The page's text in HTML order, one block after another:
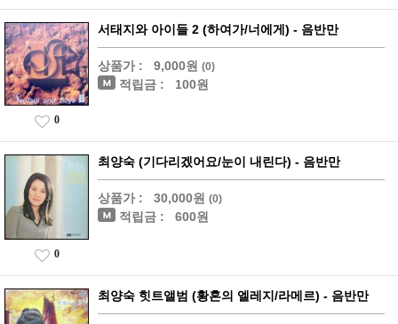
서태지와 아이들 2 (하여가/너에게) - 음반만
상품가 : 9,000원 (0)
적립금 : 100원
0
최양숙 (기다리겠어요/눈이 내린다) - 음반만
상품가 : 30,000원 (0)
적립금 : 600원
0
최양숙 힛트앨범 (황혼의 엘레지/라메르) - 음반만